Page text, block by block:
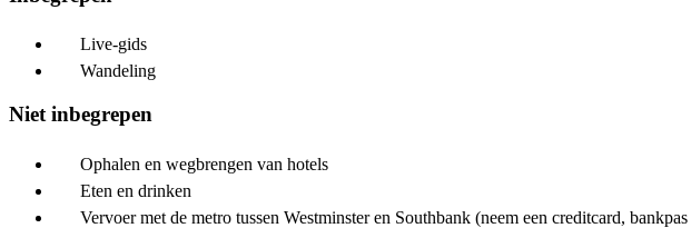
Live-gids
Wandeling
Niet inbegrepen
Ophalen en wegbrengen van hotels
Eten en drinken
Vervoer met de metro tussen Westminster en Southbank (neem een creditcard,